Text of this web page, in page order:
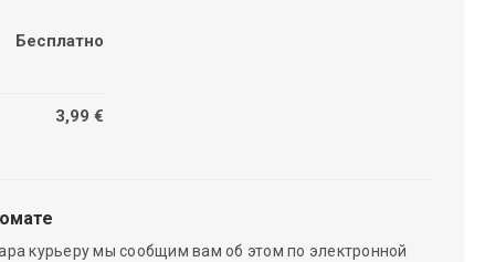
Бесплатно
3,99 €
курьеру мы сообщим вам об этом по электронной